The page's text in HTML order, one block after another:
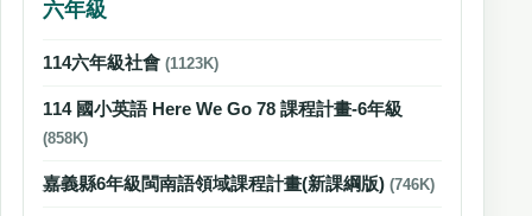
六年級
114六年級社會 (1123K)
114 國小英語 Here We Go 78 課程計畫-6年級
(858K)
嘉義縣6年級閩南語領域課程計畫(新課綱版) (746K)